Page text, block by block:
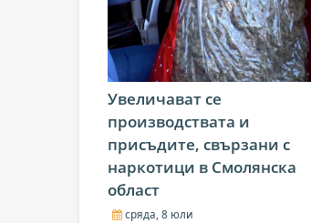
Увеличават се
производствата и
присъдите, свързани с
наркотици в Смолянска
област
сряда, 8 юли